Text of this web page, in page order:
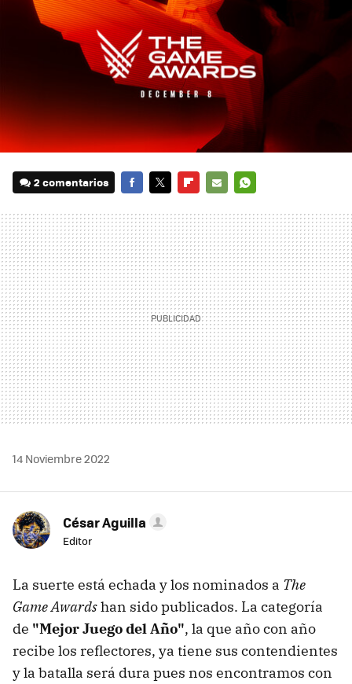
2 comentarios
MAIL
14 Noviembre 2022
César Aguilla
Editor
La suerte está echada y los nominados a The
Game Awardshan sido publicados. La categoría
de "Mejor Juego del Año", la que año con año
recibe los reflectores, ya tiene sus contendientes
y la batalla será dura pues nos encontramos con